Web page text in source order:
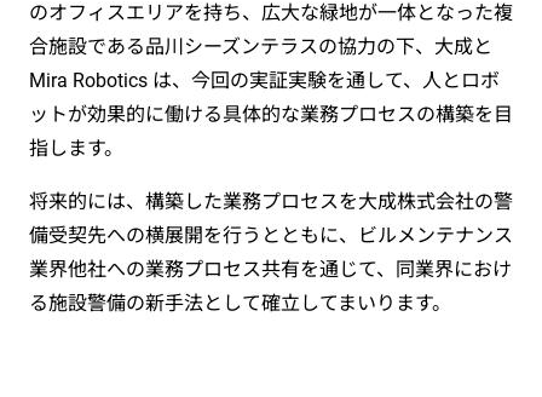
のオフィスエリアを持ち、広大な緑地が一体となった複
合施設である品川シーズンテラスの協力の下、大成と
Mira Robotics は、今回の実証実験を通して、人とロボ
ットが効果的に働ける具体的な業務プロセスの構築を目
指します。
将来的には、構築した業務プロセスを大成株式会社の警
備受契先への横展開を行うとともに、ビルメンテナンス
業界他社への業務プロセス共有を通じて、同業界におけ
る施設警備の新手法として確立してまいります。